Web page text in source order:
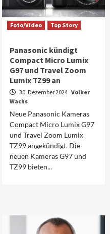
Foto/Video Top Story
Panasonic kündigt
Compact Micro Lumix
G97 und Travel Zoom
Lumix TZ99 an
30. Dezember 2024 Volker
Wachs
Neue Panasonic Kameras
Compact Micro Lumix G97
und Travel Zoom Lumix
TZ99 angekündigt. Die
neuen Kameras G97 und
TZ99 bieten...